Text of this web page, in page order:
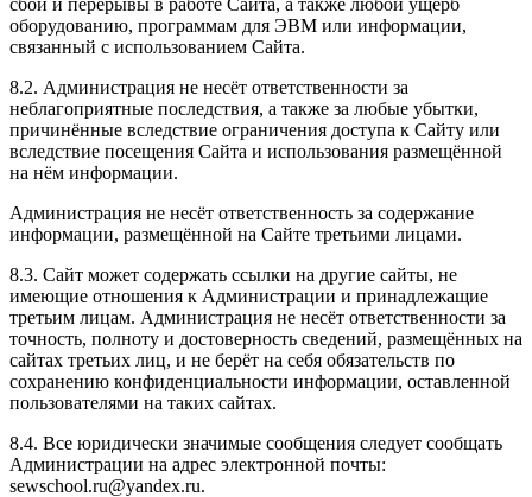
оборудованию, программам для ЭВМ или информации,
связанный с использованием Сайта.
8.2. Администрация не несёт ответственности за
неблагоприятные последствия, а также за любые убытки,
причинённые вследствие ограничения доступа к Сайту или
вследствие посещения Сайта и использования размещённой
на нём информации.
Администрация не несёт ответственность за содержание
информации, размещённой на Сайте третьими лицами.
8.3. Сайт может содержать ссылки на другие сайты, не
имеющие отношения к Администрации и принадлежащие
третьим лицам. Администрация не несёт ответственности за
точность, полноту и достоверность сведений, размещённых на
сайтах третьих лиц, и не берёт на себя обязательств по
сохранению конфиденциальности информации, оставленной
пользователями на таких сайтах.
8.4. Все юридически значимые сообщения следует сообщать
Администрации на адрес электронной почты:
sewschool.ru@yandex.ru.